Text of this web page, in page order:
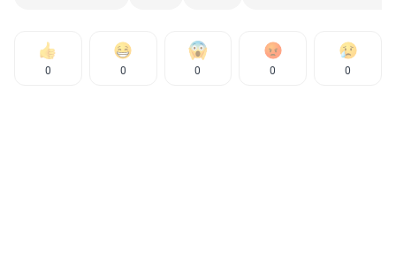
0 0 0 0 0